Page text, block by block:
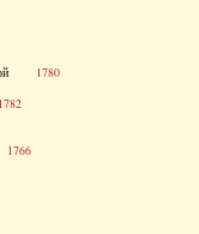
1780
1766